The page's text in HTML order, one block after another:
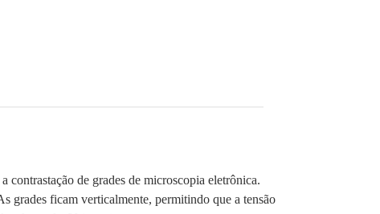
de grades de microscopia eletrônica.
grades ficam verticalmente, permitindo que a tensão